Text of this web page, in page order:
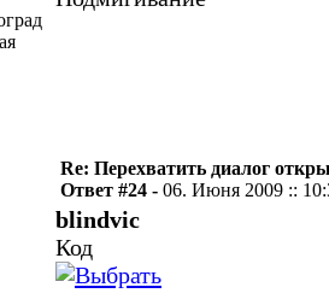
Re: Перехватить диалог
Ответ #24 - 06. Июня 2009 ::
blindvic
Код